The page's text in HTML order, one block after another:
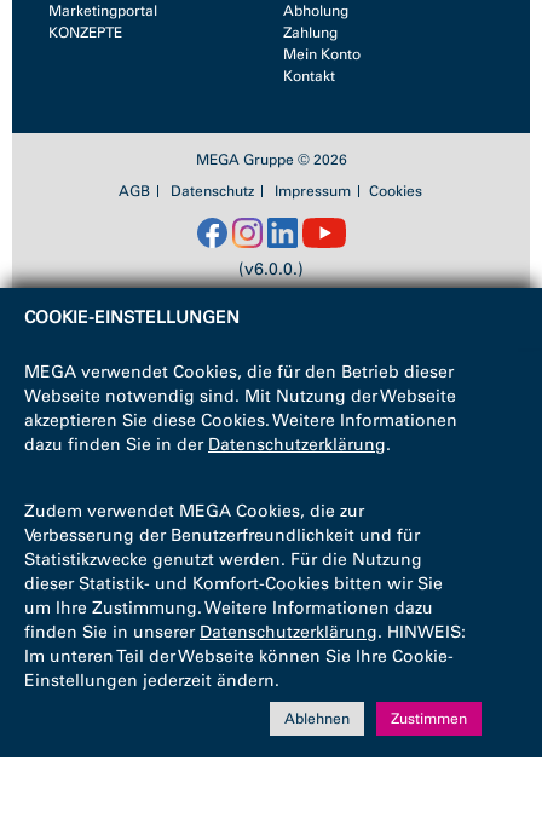
Marketingportal
KONZEPTE
Abholung
Zahlung
Mein Konto
Kontakt
MEGA Gruppe © 2026
AGB
Datenschutz Impressum Cookies
(v6.0.0.)
COOKIE-EINSTELLUNGEN
MEGA verwendet Cookies, die für den Betrieb dieser
Webseite notwendig sind. Mit Nutzung der Webseite
akzeptieren Sie diese Cookies. Weitere Informationen
dazu finden Sie in der Datenschutzerklärung.
Zudem verwendet MEGA Cookies, die zur
Verbesserung der Benutzerfreundlichkeit und für
Statistikzwecke genutzt werden. Für die Nutzung
dieser Statistik- und Komfort-Cookies bitten wir Sie
um Ihre Zustimmung. Weitere Informationen dazu
finden Sie in unserer Datenschutzerklärung. HINWEIS:
Im unteren Teil der Webseite können Sie Ihre Cookie-
Einstellungen jederzeit ändern.
Zustimmen
Ablehnen